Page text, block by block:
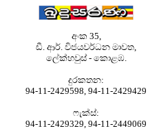
අංක 35,
ඩී. ආර්. විජයවර්ධන මාවත,
ලේක්හවුස් - කොළඹ.
දුරකතන‍‍:
94-11-2429598, 94-11-2429429
ෆැක්ස්:
94-11-2429329, 94-11-2449069